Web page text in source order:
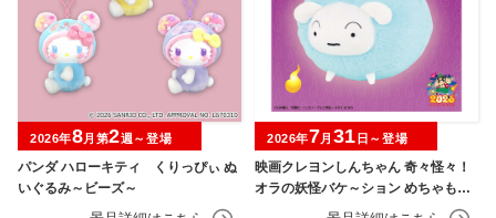
パンダ ハローキティ くりっぴぃ ぬ
いぐるみ～ビーズ～
2026年8月第2週～登場
映画クレヨンしんちゃん 奇々怪々！
オラの妖怪バケ～ション めちゃもふ
ぐっとぬいぐるみ シロ
2026年7月 31 日～登場